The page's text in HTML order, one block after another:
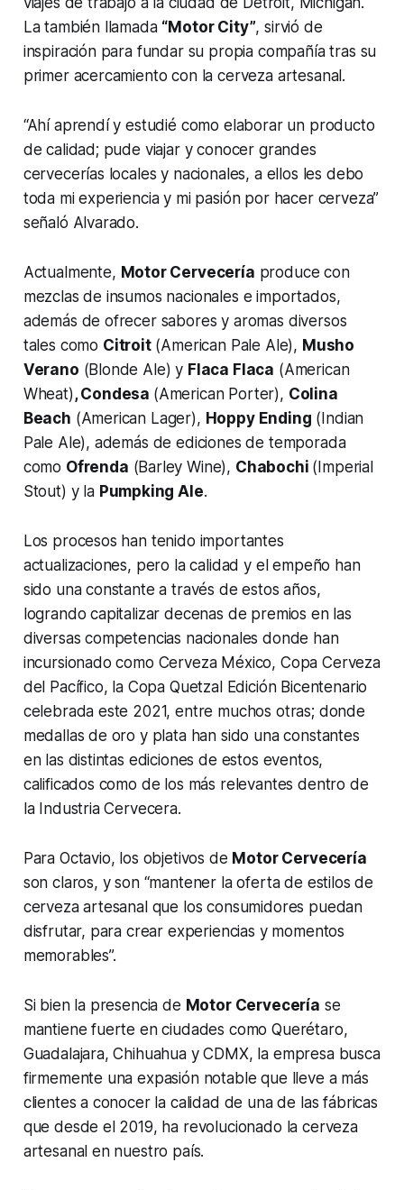
La también llamada “Motor City”, sirvió de
inspiración para fundar su propia compañía tras su
primer acercamiento con la cerveza artesanal.
“Ahí aprendí y estudié como elaborar un producto
de calidad; pude viajar y conocer grandes
cervecerías locales y nacionales, a ellos les debo
toda mi experiencia y mi pasión por hacer cerveza”
señaló Alvarado.
Actualmente, Motor Cervecería produce con
mezclas de insumos nacionales e importados,
además de ofrecer sabores y aromas diversos
tales como Citroit(American Pale Ale), Musho
Verano (Blonde Ale) y Flaca Flaca (American
Wheat), Condesa (American Porter), Colina
Beach (American Lager), Hoppy Ending (Indian
Pale Ale), además de ediciones de temporada
como Ofrenda (Barley Wine), Chabochi (Imperial
Stout) y la Pumpking Ale.
Los procesos han tenido importantes
actualizaciones, pero la calidad y el empeño han
sido una constante a través de estos años,
logrando capitalizar decenas de premios en las
diversas competencias nacionales donde han
incursionado como Cerveza México, Copa Cerveza
del Pacífico, la Copa Quetzal Edición Bicentenario
celebrada este 2021, entre muchos otras; donde
medallas de oro y plata han sido una constantes
en las distintas ediciones de estos eventos,
calificados como de los más relevantes dentro de
la Industria Cervecera.
Para Octavio, los objetivos de Motor Cervecería
son claros, y son “mantener la oferta de estilos de
cerveza artesanal que los consumidores puedan
disfrutar, para crear experiencias y momentos
memorables”.
Si bien la presencia de Motor Cervecería se
mantiene fuerte en ciudades como Querétaro,
Guadalajara, Chihuahua y CDMX, la empresa busca
firmemente una expasión notable que lleve a más
clientes a conocer la calidad de una de las fábricas
que desde el 2019, ha revolucionado la cerveza
artesanal en nuestro país.